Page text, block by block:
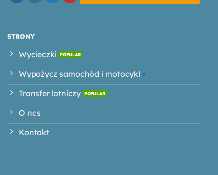
STRONY
Wycieczki
Wypożycz samochód i motocykl
Transfer lotniczy
O nas
Kontakt